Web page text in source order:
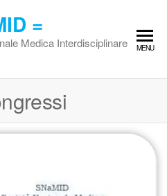
=
Medica Interdisciplinare
MENU